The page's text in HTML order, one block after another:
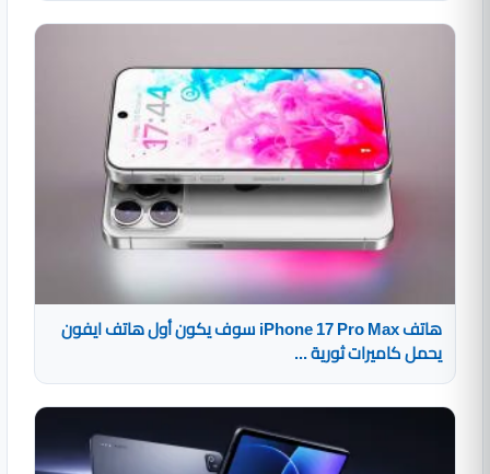
هاتف iPhone 17 Pro Max سوف يكون أول هاتف ايفون
يحمل كاميرات ثورية ...